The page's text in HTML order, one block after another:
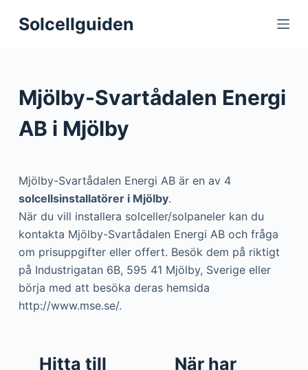
S
o
e
n
Solcellguiden
Mjölby-Svartådalen Energi
AB i Mjölby
Mjölby-Svartådalen Energi AB är en av 4
solcellsinstallatörer i Mjölby.
När du vill installera solceller/solpaneler kan du
kontakta Mjölby-Svartådalen Energi AB och fråga
om prisuppgifter eller offert. Besök dem på riktigt
på Industrigatan 6B, 595 41 Mjölby, Sverige eller
börja med att besöka deras hemsida
http://www.mse.se/.
Hitta till
När har